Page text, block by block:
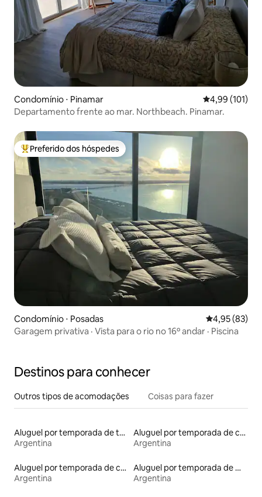
Condomínio ⋅ Pinamar 4,99 de uma
4,99 (101)
Departamento frente ao mar. Northbeach. Pinamar.
Entre os melhores preferidos dos hóspedes
Preferido dos hóspedes
Condomínio ⋅ Posadas 4,95 de uma
4,95 (83)
Garagem privativa · Vista para o rio no 16º andar · Piscina
Destinos para conhecer
Outros tipos de acomodações Coisas para fazer
Aluguel por temporada de townhouses
Argentina
Aluguel por temporada de casas de veraneio
Argentina
Aluguel por temporada de casas na árvore
Argentina
Aluguel por temporada de microcasas
Argentina